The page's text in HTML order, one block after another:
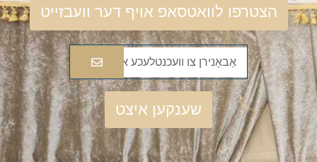
הצטרפו לוואטסאפ אויף דער וועבזייט
שענקען איצט